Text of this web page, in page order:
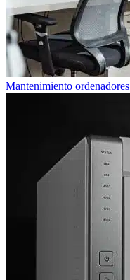
Mantenimiento ordenadores